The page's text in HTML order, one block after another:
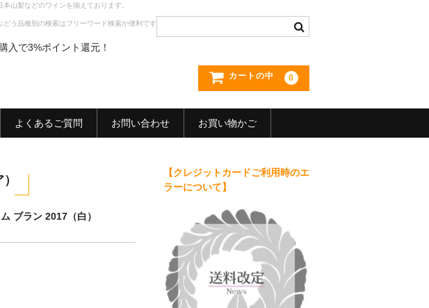
山梨などのワインを揃えております。
ぶどう品種別の検索はフリーワード検索が便利です
入で3%ポイント還元！
カートの中 0
よくあるご質問 お問い合わせ お買い物かご
ブラン 2017（白）
【クレジットカードご利用時のエ
ラーについて】